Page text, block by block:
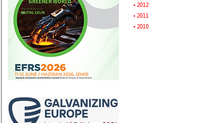
• 2012
• 2011
• 2010